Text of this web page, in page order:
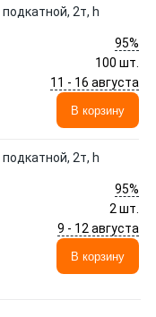
2т, h
95%
100 шт.
11 - 16 августа
В корзину
2т, h
95%
2 шт.
9 - 12 августа
В корзину